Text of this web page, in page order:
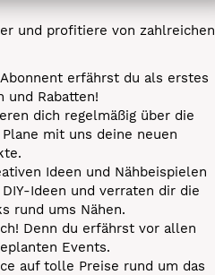
und profitiere von zahlreichen
erfährst du als erstes
und Rabatten!
dich regelmäßig über die
mit uns deine neuen
Ideen und Nähbeispielen
Ideen und verraten dir die
rund ums Nähen.
Denn du erfährst vor allen
Events.
auf tolle Preise rund um das